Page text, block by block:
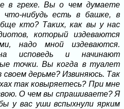
в грехе. Вы о чем думаете
нибудь есть в башке, в
кто? Таких, как вы у нас
который издеваются
надо мной издеваются.
исповедь и начинают
точки. Вы когда в туалет
своем дерьме? Извиняюсь. Так
так ковыряетесь? При мне
О чем вы спрашиваете? Я
у вас уши вспыхнули ярким